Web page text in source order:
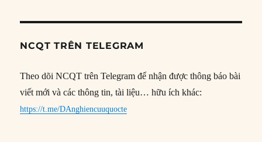
NCQT TRÊN TELEGRAM
Theo dõi NCQT trên Telegram để nhận được thông báo bài
viết mới và các thông tin, tài liệu… hữu ích khác:
https://t.me/DAnghiencuuquocte